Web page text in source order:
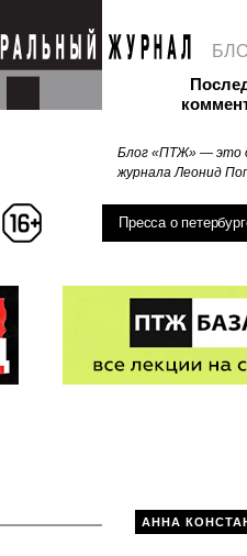
Блог «ПТЖ» — это
журнала Леонид
Пресса о
АННА